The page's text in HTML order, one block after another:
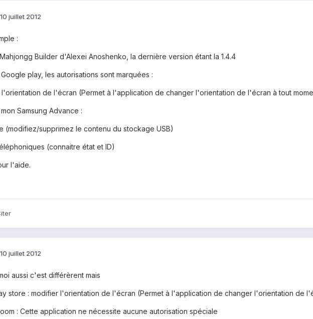
10 juillet 2012
:
Builder d'Alexei Anoshenko, la dernière version étant la 1.4.4
play, les autorisations sont marquées :
de l'écran (Permet à l'application de changer l'orientation de l'écran à tout
Samsung Advance :
(modifiez/supprimez le contenu du stockage USB)
(connaitre état et ID)
l'aide.
10 juillet 2012
aussi c'est différèrent mais
store : modifier l'orientation de l'écran (Permet à l'application de changer l'orientation de
: Cette application ne nécessite aucune autorisation spéciale